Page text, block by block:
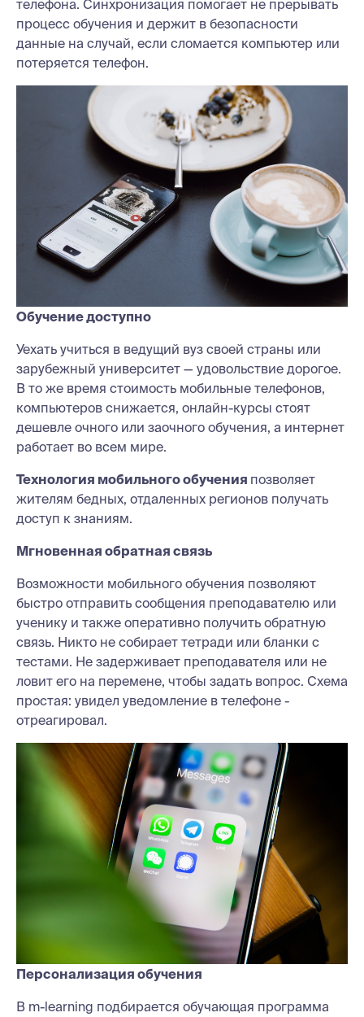
телефона. Синхронизация помогает не прерывать
процесс обучения и держит в безопасности
данные на случай, если сломается компьютер или
потеряется телефон.
Обучение доступно
Уехать учиться в ведущий вуз своей страны или
зарубежный университет — удовольствие дорогое.
В то же время стоимость мобильные телефонов,
компьютеров снижается, онлайн-курсы стоят
дешевле очного или заочного обучения, а интернет
работает во всем мире.
Технология мобильного обучения позволяет
жителям бедных, отдаленных регионов получать
доступ к знаниям.
Мгновенная обратная связь
Возможности мобильного обучения позволяют
быстро отправить сообщения преподавателю или
ученику и также оперативно получить обратную
связь. Никто не собирает тетради или бланки с
тестами. Не задерживает преподавателя или не
ловит его на перемене, чтобы задать вопрос. Схема
простая: увидел уведомление в телефоне -
отреагировал.
Персонализация обучения
В m-learning подбирается обучающая программа